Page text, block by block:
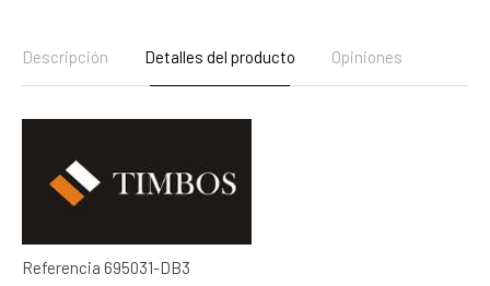
Descripción Detalles del producto Opiniones
Referencia 695031-DB3